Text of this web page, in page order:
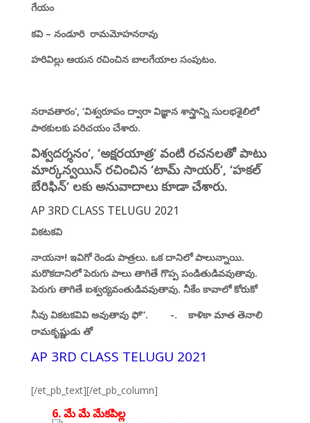
గేయం
కవి – నండూరి రామమోహనరావు
హరివిల్లు ఆయన రచించిన బాలగేయాల సంపుటం.
నరావతారం‘, ‘విశ్వరూపం ద్వారా విజ్ఞాన శాస్త్రాన్ని సులభశైలిలో
పాఠకులకు పరిచయం చేశారు.
విశ్వదర్శనం‘, ‘అక్షరయాత్ర‘ వంటి రచనలతో పాటు
మార్కన్వయిన్ రచించిన ‘టామ్ సాయర్‘, ‘హకల్
బేరిఫిన్‘ లకు అనువాదాలు కూడా చేశారు.
AP 3RD CLASS TELUGU 2021
వికటకవి
నాయనా! ఇవిగో రెండు పాత్రలు. ఒక దానిలో పాలున్నాయి.
మరొకదానిలో పెరుగు పాలు తాగితే గొప్ప పండితుడివవుతావు.
పెరుగు తాగితే ఐశ్వర్యవంతుడివవుతావు. నీకేం కావాలో కోరుకో
నీవు వికటకవివి అవుతావు ఫో”. -. కాళికా మాత తెనాలి
రామకృష్ణుడు తో
AP 3RD CLASS TELUGU 2021
[/et_pb_text][/et_pb_column]
6. మే మే మేకపిల్ల